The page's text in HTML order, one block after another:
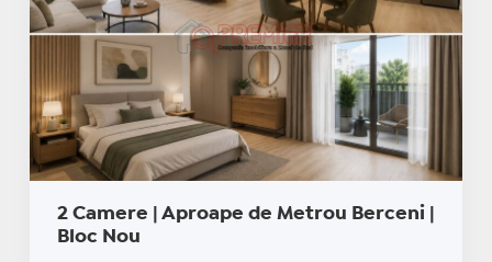
2 Camere | Aproape de Metrou Berceni |
Bloc Nou